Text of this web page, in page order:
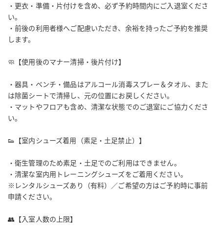
・ゴムバンド・STEP台・マルチグリップバー
・マット・バランスボール・加湿器・体重計
・Bluetoothスピーカー・サーキュレーター
・マッサージベッド・フィッティングルーム
💰 【料金（税込）】
■ 📅 平日スマートプラン（お得にトレーニング）
全時間帯 −200円のスマート価格
4:00–8:00　¥2,400
10:00–18:00　¥2,800
18:00–22:00　¥2,600
22:00–24:00　¥2,400
■ 🏋️‍♂️ 週末・祝日スタンダードプラン
8:00–10:00　¥2,800
・更衣・準備・片付けを含め、必ず予約時間内にご入退室くださ
い。
・前後の利用者様へご配慮いただき、余裕を持ったご予約を推奨
します。
🧼【使用後のマナー清掃・後片付け】
・器具・ベンチ・備品はアルコール消毒スプレー＆タオル、また
は除菌シートで清掃し、元の位置にお戻しください。
・マットやフロアも含め、清潔な状態でのご退室にご協力くださ
い。
👟【室内シューズ着用（素足・土足禁止）】
・衛生管理のため素足・土足でのご利用はできません。
・清潔な室内用トレーニングシューズをご着用ください。
※レンタルシューズあり（有料）／ご希望の方はご予約時に事前
申請ください。
👥【入室人数の上限】